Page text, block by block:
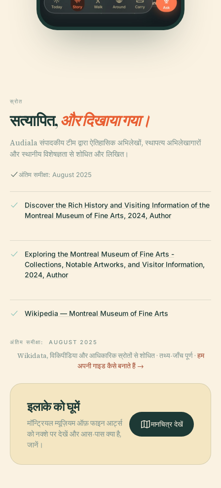
स्रोत
सत्यापित,और दिखाया गया।
Audiala संपादकीय टीम द्वारा ऐतिहासिक अभिलेखों, स्थापत्य अभिलेखागारों
और स्थानीय विशेषज्ञता से शोधित और लिखित।
अंतिम समीक्षा: August 2025
Discover the Rich History and Visiting Information of the
Montreal Museum of Fine Arts, 2024, Author
Exploring the Montreal Museum of Fine Arts -
Collections, Notable Artworks, and Visitor Information,
2024, Author
Wikipedia — Montreal Museum of Fine Arts
अंतिम समीक्षा: AUGUST 2025
Wikidata, विकिपीडिया और आधिकारिक स्रोतों से शोधित · तथ्य-जाँच पूर्ण · हम
अपनी गाइड कैसे बनाते हैं →
इलाके को घूमें
मॉन्ट्रियल म्यूज़ियम ऑफ़ फाइन आर्ट्स
को नक्शे पर देखें और आस-पास क्या है,
जानें।
मानचित्र देखें